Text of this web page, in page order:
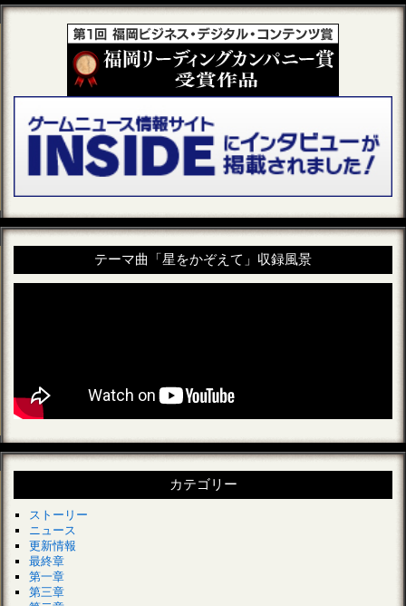
テーマ曲「星をかぞえて」収録風景
カテゴリー
ストーリー
ニュース
更新情報
最終章
第一章
第三章